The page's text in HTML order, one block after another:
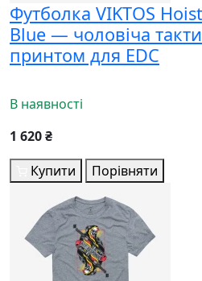
Футболка VIKTOS
Blue — чоловіча
принтом для EDC
В наявності
1 620 ₴
Купити
Порівняти